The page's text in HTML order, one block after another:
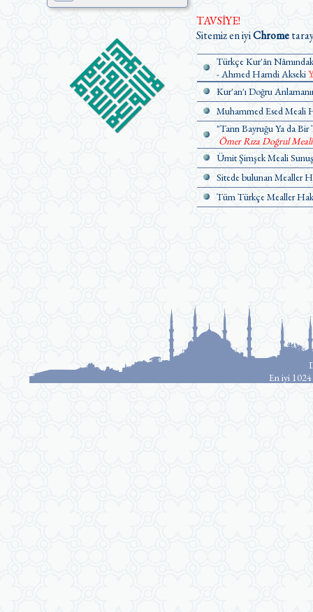
TAVSİYE!
Sitemiz en iyiChrome
Türkçe Kur'ân
- Ahmed Hamdi Akseki
Kur'an'ı Doğru
Muhammed Esed Meali
"Tanrı Bayruğu Ya da
Ömer Rıza Doğrul
Ümit Şimşek Meali Sunuş
Sitede bulunan Mealler
Tüm Türkçe Mealler
En iyi